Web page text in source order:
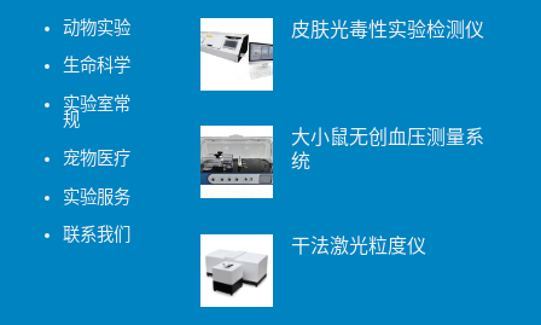
动物实验
生命科学
实验室常
规
宠物医疗
实验服务
联系我们
皮肤光毒性实验检测仪
大小鼠无创血压测量系
统
干法激光粒度仪